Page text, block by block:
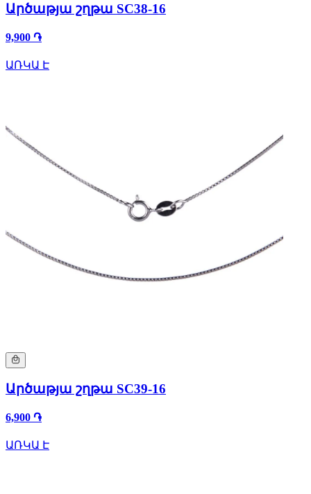
Արծաթյա շղթա SC38-16
9,900 ֏
ԱՌԿԱ Է
Արծաթյա շղթա SC39-16
6,900 ֏
ԱՌԿԱ Է